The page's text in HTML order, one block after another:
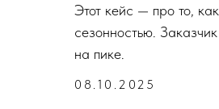
Этот кейс — про то,
сезонностью.
на пике.
08.10.2025